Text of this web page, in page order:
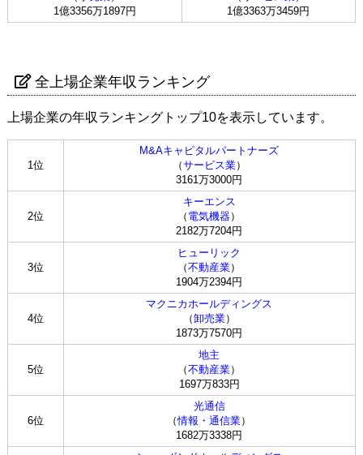
1億3356万1897円
1億3363万3459円
全上場企業年収ランキング
上場企業の年収ランキングトップ10を表示しています。
1位
M&Aキャピタルパートナーズ
（サービス業）
3161万3000円
2位
キーエンス
（ 電気機器）
2182万7204円
3位
ヒューリック
（不動産業）
1904万2394円
4位
マクニカホールディングス
（卸売業）
1873万7570円
5位
地主
（不動産業）
1697万833円
6位
光通信
（情報・通信業）
1682万3338円